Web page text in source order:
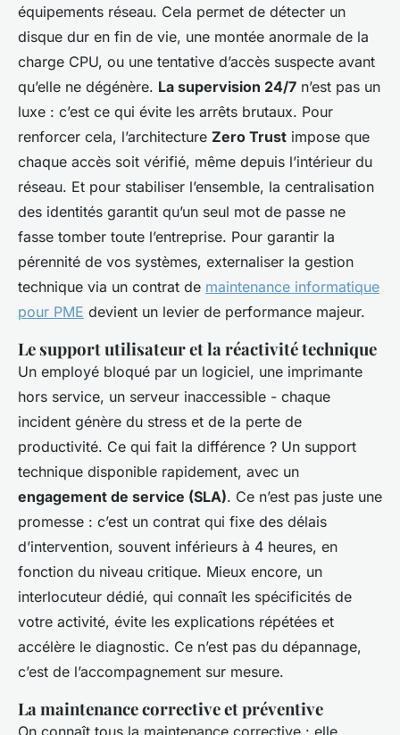
équipements réseau. Cela permet de détecter un
disque dur en fin de vie, une montée anormale de la
charge CPU, ou une tentative d’accès suspecte avant
qu’elle ne dégénère. La supervision 24/7 n’est pas un
luxe : c’est ce qui évite les arrêts brutaux. Pour
renforcer cela, l’architecture Zero Trust impose que
chaque accès soit vérifié, même depuis l’intérieur du
réseau. Et pour stabiliser l’ensemble, la centralisation
des identités garantit qu’un seul mot de passe ne
fasse tomber toute l’entreprise. Pour garantir la
pérennité de vos systèmes, externaliser la gestion
technique via un contrat de maintenance informatique
pour PME devient un levier de performance majeur.
Le support utilisateur et la réactivité technique
Un employé bloqué par un logiciel, une imprimante
hors service, un serveur inaccessible - chaque
incident génère du stress et de la perte de
productivité. Ce qui fait la différence ? Un support
technique disponible rapidement, avec un
engagement de service (SLA). Ce n’est pas juste une
promesse : c’est un contrat qui fixe des délais
d’intervention, souvent inférieurs à 4 heures, en
fonction du niveau critique. Mieux encore, un
interlocuteur dédié, qui connaît les spécificités de
votre activité, évite les explications répétées et
accélère le diagnostic. Ce n’est pas du dépannage,
c’est de l’accompagnement sur mesure.
La maintenance corrective et préventive